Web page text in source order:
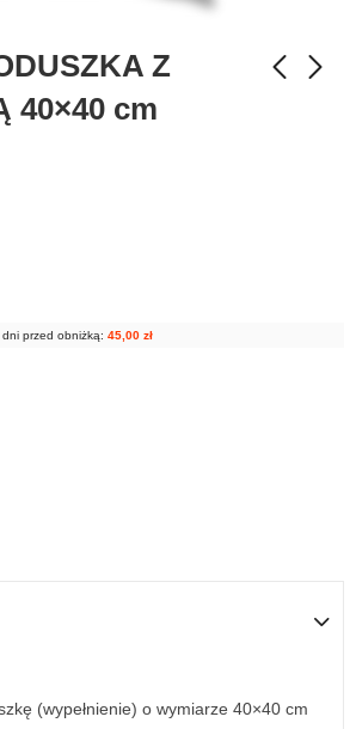
Z
40×40 cm
przed obniżką: 45,00 zł
(wypełnienie) o wymiarze 40×40 cm